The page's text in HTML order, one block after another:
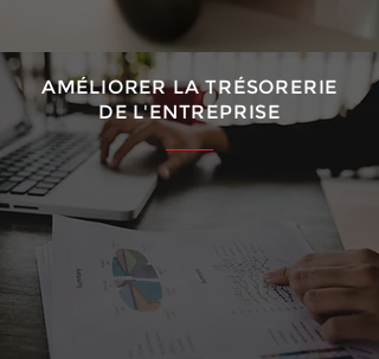
AMÉLIORER LA TRÉSORERIE
DE L'ENTREPRISE